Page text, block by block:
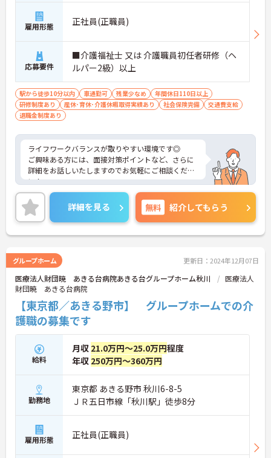
雇用形態 正社員(正職員)
応募要件
■介護福祉士 又は 介護職員初任者研修（ヘ
ルパー2級）以上
駅から徒歩10分以内 車通勤可 残業少なめ
年間休日110日以上
研修制度あり
産休･育休･介護休暇取得実績あり 社会保険完備
交通費支給
退職金制度あり
ライフワークバランスが取りやすい環境です◎
ご興味ある方には、面接対策ポイントなど、さらに
詳細をお話しいたしますのでお気軽にご相談くださ
い！
詳細を見る 無料 紹介してもらう
グループホーム 更新日：2024年12月07日
医療法人財団暁 あきる台病院あきる台グループホーム秋川
医療法人
財団暁 あきる台病院
【東京都／あきる野市】 グループホームでの介
護職の募集です
給料
月収 21.0万円～25.0万円程度
年収 250万円～360万円
勤務地
東京都 あきる野市 秋川6-8-5
ＪＲ五日市線「秋川駅」徒歩8分
雇用形態 正社員(正職員)